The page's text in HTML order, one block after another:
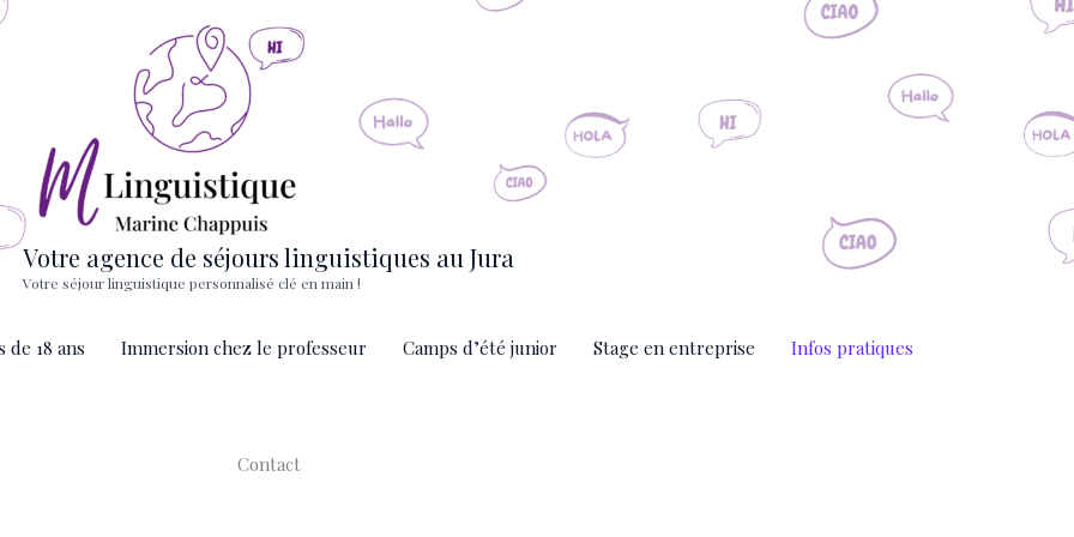
Votre agence de séjours linguistiques au Jura
Votre séjour linguistique personnalisé clé en main !
de 18 ans Immersion chez le professeur Camps d’été junior Stage en entreprise Infos pratiques
Contact